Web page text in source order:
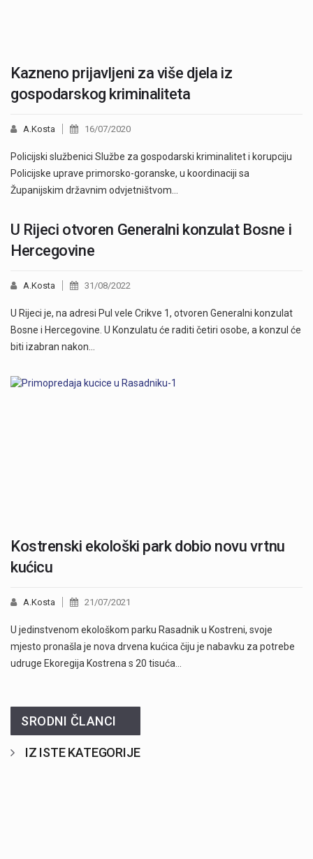
Kazneno prijavljeni za više djela iz
gospodarskog kriminaliteta
A.Kosta 16/07/2020
Policijski službenici Službe za gospodarski kriminalitet i korupciju
Policijske uprave primorsko-goranske, u koordinaciji sa
Županijskim državnim odvjetništvom…
U Rijeci otvoren Generalni konzulat Bosne i
Hercegovine
A.Kosta 31/08/2022
U Rijeci je, na adresi Pul vele Crikve 1, otvoren Generalni konzulat
Bosne i Hercegovine. U Konzulatu će raditi četiri osobe, a konzul će
biti izabran nakon…
Kostrenski ekološki park dobio novu vrtnu
kućicu
A.Kosta 21/07/2021
U jedinstvenom ekološkom parku Rasadnik u Kostreni, svoje
mjesto pronašla je nova drvena kućica čiju je nabavku za potrebe
udruge Ekoregija Kostrena s 20 tisuća…
SRODNI ČLANCI
IZ ISTE KATEGORIJE